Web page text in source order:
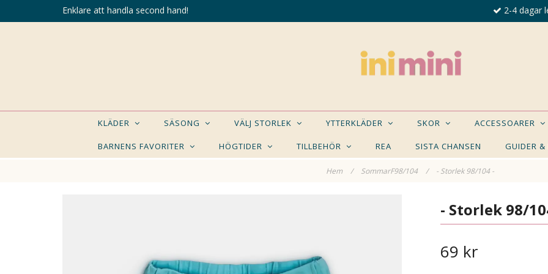
Enklare att handla second hand! 2-4 dagar
KLÄDER SÄSONG VÄLJ STORLEK YTTERKLÄDER SKOR ACCESSOARER
BARNENS FAVORITER HÖGTIDER TILLBEHÖR REA SISTA CHANSEN GUIDER &
Hem / SommarF98/104 / - Storlek 98/104 -
KANSKE NÅGON AV DESSA PRODUKTER KAN- Storlek 98/
69 kr